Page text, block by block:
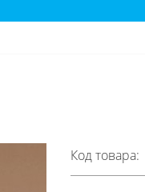
Код товара: